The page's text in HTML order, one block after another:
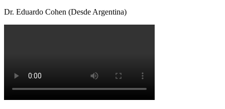
Dr. Eduardo Cohen (Desde Argentina)